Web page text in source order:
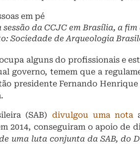
da CCJC em Brasília, a
Sociedade de Arqueologia
alguns do profissionais e
governo, temem que a
presidente Fernando
(SAB) divulgou uma nota
2014, conseguiram o apoio de
uma luta conjunta da SAB, do